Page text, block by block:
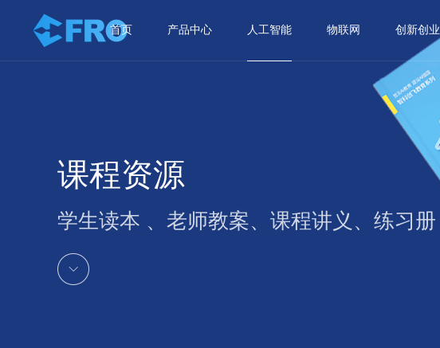
首页 产品中心 人工智能 物联网 创新创业
课程资源
学生读本 、老师教案、课程讲义、练习册